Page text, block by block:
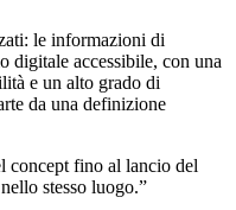
le informazioni di
digitale accessibile, con una
e un alto grado di
da una definizione
concept fino al lancio del
stesso luogo.”